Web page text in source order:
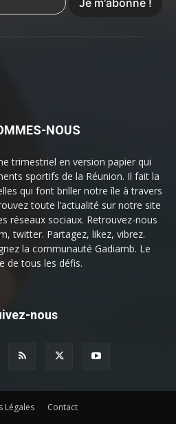
NOUS
trimestriel en version papier qui
sportifs de la Réunion. Il fait la
qui font briller notre île à travers
toute l’actualité sur notre site
réseaux sociaux. Retrouvez-nous
twitter. Partagez, likez, vibrez.
la communauté Gadiamb. Le
de tous les défis.
nous
Légales Contact